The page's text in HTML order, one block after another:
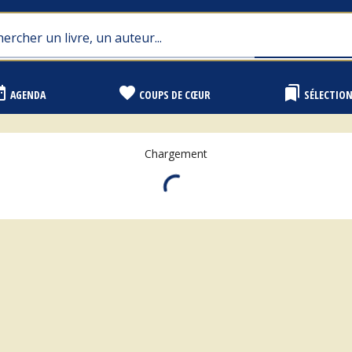
AGENDA favorite COUPS DE CŒUR bookmarks
Chargement